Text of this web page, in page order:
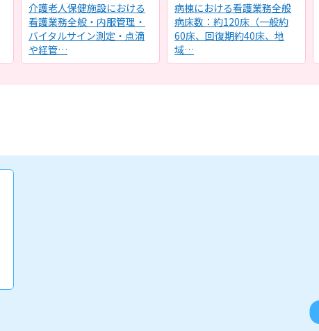
介護老人保健施設における
看護業務全般・内服管理・
バイタルサイン測定・点滴
や経管…
病棟における看護業務全般
病床数：約120床（一般約
60床、回復期約40床、地
域…